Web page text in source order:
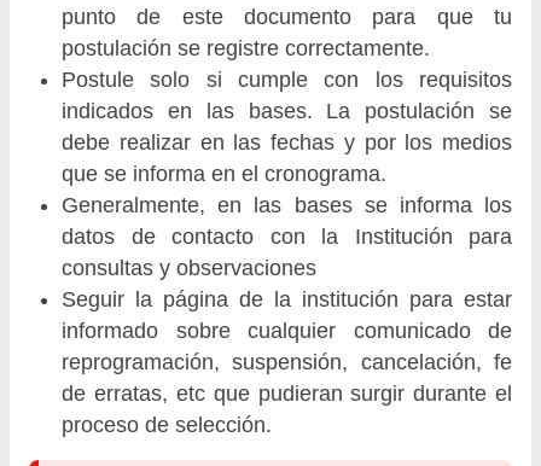
punto de este documento para que tu
postulación se registre correctamente.
Postule solo si cumple con los requisitos
indicados en las bases. La postulación se
debe realizar en las fechas y por los medios
que se informa en el cronograma.
Generalmente, en las bases se informa los
datos de contacto con la Institución para
consultas y observaciones
Seguir la página de la institución para estar
informado sobre cualquier comunicado de
reprogramación, suspensión, cancelación, fe
de erratas, etc que pudieran surgir durante el
proceso de selección.